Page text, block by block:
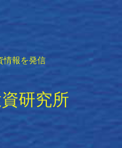
情報を発信
研究所